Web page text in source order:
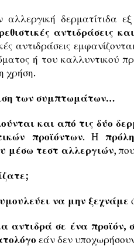
αλλεργική δερματίτιδα
αντιδράσεις
αντιδράσεις
ή του καλλυντικού
χρήση.
των συμπτωμάτων…
και από τις δύο
προϊόντων. Η
μέσω τεστ αλλεργιών,
να μην ξεχνάμε
αντιδρά σε ένα προϊόν,
εάν δεν